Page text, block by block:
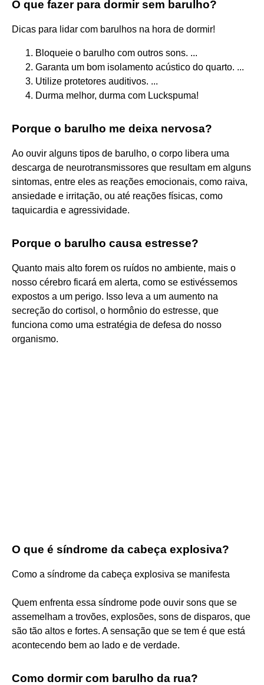
O que fazer para dormir sem barulho?
Dicas para lidar com barulhos na hora de dormir!
Bloqueie o barulho com outros sons. ...
Garanta um bom isolamento acústico do quarto. ...
Utilize protetores auditivos. ...
Durma melhor, durma com Luckspuma!
Porque o barulho me deixa nervosa?
Ao ouvir alguns tipos de barulho, o corpo libera uma
descarga de neurotransmissores que resultam em alguns
sintomas, entre eles as reações emocionais, como raiva,
ansiedade e irritação, ou até reações físicas, como
taquicardia e agressividade.
Porque o barulho causa estresse?
Quanto mais alto forem os ruídos no ambiente, mais o
nosso cérebro ficará em alerta, como se estivéssemos
expostos a um perigo. Isso leva a um aumento na
secreção do cortisol, o hormônio do estresse, que
funciona como uma estratégia de defesa do nosso
organismo.
O que é síndrome da cabeça explosiva?
Como a síndrome da cabeça explosiva se manifesta
Quem enfrenta essa síndrome pode ouvir sons que se
assemelham a trovões, explosões, sons de disparos, que
são tão altos e fortes. A sensação que se tem é que está
acontecendo bem ao lado e de verdade.
Como dormir com barulho da rua?